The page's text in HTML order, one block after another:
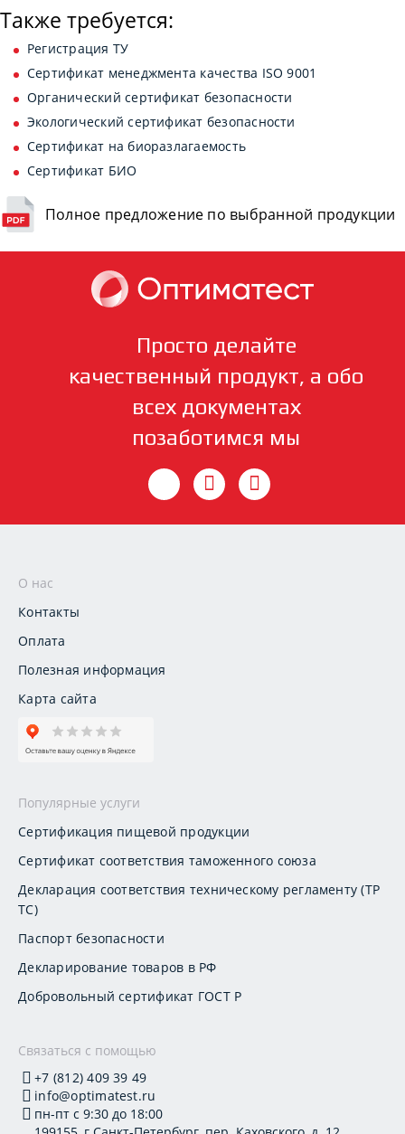
Также требуется:
Регистрация ТУ
Сертификат менеджмента качества ISO 9001
Органический сертификат безопасности
Экологический сертификат безопасности
Сертификат на биоразлагаемость
Сертификат БИО
Полное предложение по выбранной продукции
Просто делайте
качественный продукт, а обо
всех документах
позаботимся мы
О нас
Контакты
Оплата
Полезная информация
Карта сайта
Популярные услуги
Сертификация пищевой продукции
Сертификат соответствия таможенного союза
Декларация соответствия техническому регламенту (ТР
ТС)
Паспорт безопасности
Декларирование товаров в РФ
Добровольный сертификат ГОСТ Р
Связаться с помощью
+7 (812) 409 39 49
info@optimatest.ru
пн-пт с 9:30 до 18:00